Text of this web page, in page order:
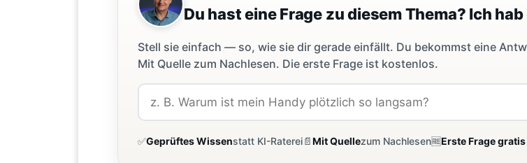
Du hast eine Frage zu diesem Thema? Ich
Stell sie einfach — so, wie sie dir gerade einfällt. Du bekommst eine
Mit Quelle zum Nachlesen. Die erste Frage ist kostenlos.
✅Geprüftes Wissenstatt KI-Raterei📄Mit Quellezum Nachlesen🆓Erste Frage gratis